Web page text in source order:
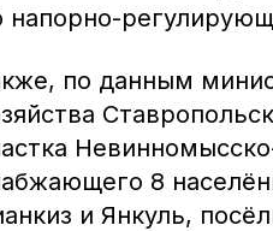
напорно-
по данным
8
и Янкуль,